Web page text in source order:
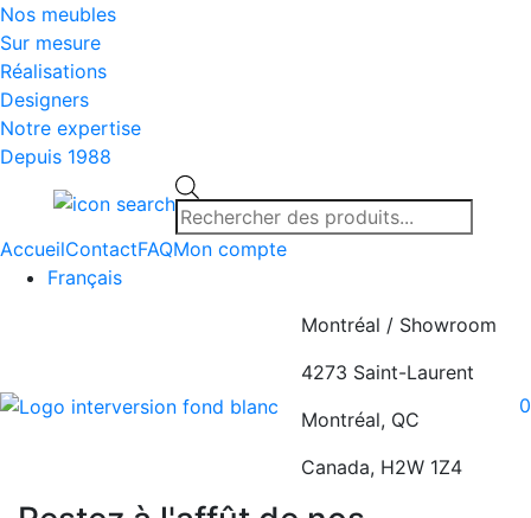
Nos meubles
Sur mesure
Réalisations
Designers
Notre expertise
Depuis 1988
de
produits
AccueilContactFAQMon compte
Français
Montréal / Showroom
4273 Saint-Laurent
Montréal, QC
Canada, H2W 1Z4
0